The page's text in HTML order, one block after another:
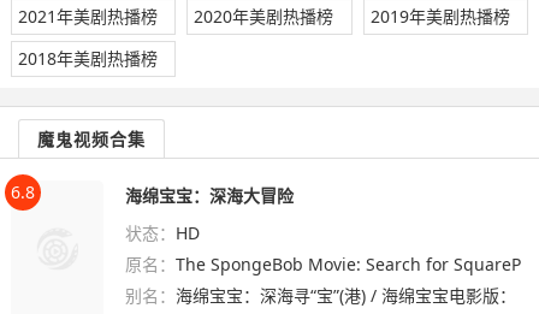
2021年美剧热播榜
2020年美剧热播榜
2019年美剧热播榜
2018年美剧热播榜
魔鬼视频合集
6.8
海绵宝宝：深海大冒险
状态： HD
原名：The SpongeBob Movie: Search for SquareP
ants
别名：海绵宝宝：深海寻“宝”(港) / 海绵宝宝电影版：